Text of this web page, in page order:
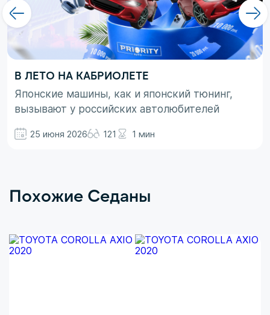
В ЛЕТО НА КАБРИОЛЕТЕ
Японские машины, как и японский тюнинг,
вызывают у российских автолюбителей
просто ассоциируются с вполне понятными
Здесь больше доминирует чувство безумного
25 июня 2026 121 1 мин
Похожие Седаны